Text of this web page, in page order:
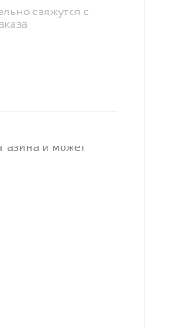
свяжутся с
и может